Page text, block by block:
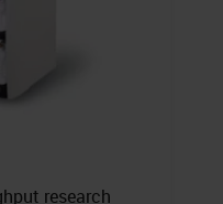
research